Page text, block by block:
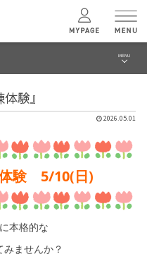
MENU
験』
2026.05.01
体験 5/10(日)
本格的な
ませんか？